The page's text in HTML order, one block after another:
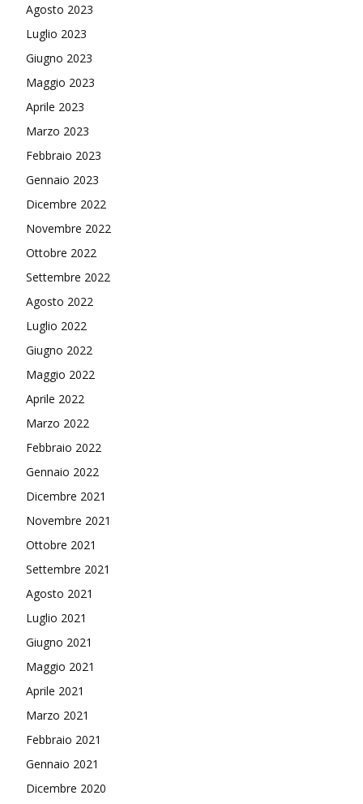
Agosto 2023
Luglio 2023
Giugno 2023
Maggio 2023
Aprile 2023
Marzo 2023
Febbraio 2023
Gennaio 2023
Dicembre 2022
Novembre 2022
Ottobre 2022
Settembre 2022
Agosto 2022
Luglio 2022
Giugno 2022
Maggio 2022
Aprile 2022
Marzo 2022
Febbraio 2022
Gennaio 2022
Dicembre 2021
Novembre 2021
Ottobre 2021
Settembre 2021
Agosto 2021
Luglio 2021
Giugno 2021
Maggio 2021
Aprile 2021
Marzo 2021
Febbraio 2021
Gennaio 2021
Dicembre 2020